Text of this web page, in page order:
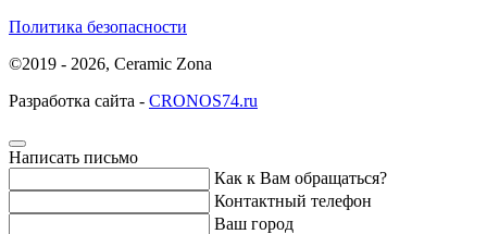
Политика безопасности
©2019 - 2026, Ceramic Zona
Разработка сайта - CRONOS74.ru
Написать письмо
Как к Вам обращаться?
Контактный телефон
Ваш город